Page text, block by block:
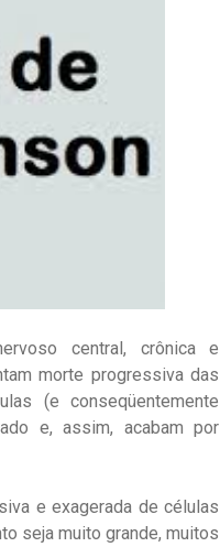
central, crônica e
morte progressiva das
(e conseqüentemente
e, assim, acabam por
e exagerada de células
seja muito grande, muitos